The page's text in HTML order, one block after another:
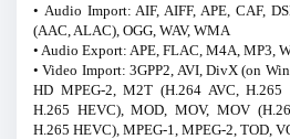
• Audio Import: AIF, AIFF, APE, CAF,
(AAC, ALAC), OGG, WAV, WMA
• Audio Export: APE, FLAC, M4A, MP3,
• Video Import: 3GPP2, AVI, DivX (on
HD MPEG-2, M2T (H.264 AVC, H.265
H.265 HEVC), MOD, MOV, MOV
H.265 HEVC), MPEG-1, MPEG-2, TOD,